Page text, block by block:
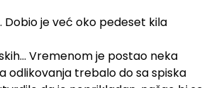
Dobio je već oko pedeset kila
Vremenom je postao neka
odlikovanja trebalo do sa spiska